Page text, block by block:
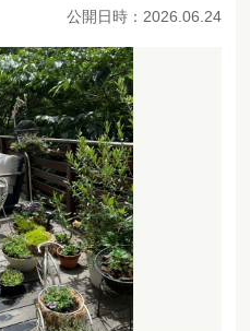
公開日時： 2026.06.24